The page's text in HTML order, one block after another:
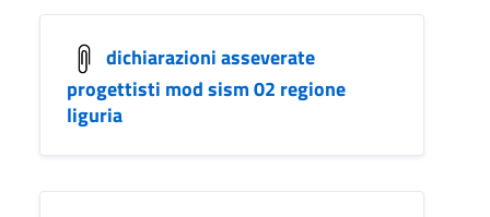
dichiarazioni asseverate
progettisti mod sism 02 regione
liguria